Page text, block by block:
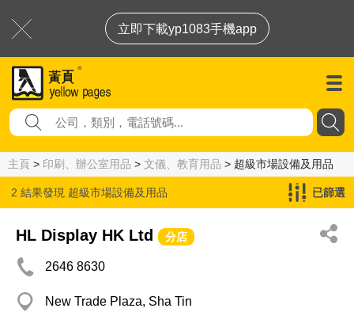
立即下載yp1083手機app
主頁 > 印刷、辦公室用品 > 文儀、教育用品 > 超級市場設備及用品
2 結果發現 超級市場設備及用品 已篩選
HL Display HK Ltd 分店
2646 8630
New Trade Plaza, Sha Tin